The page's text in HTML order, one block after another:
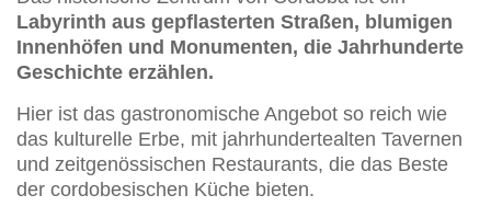
Labyrinth aus gepflasterten Straßen, blumigen
Innenhöfen und Monumenten, die Jahrhunderte
Geschichte erzählen.
Hier ist das gastronomische Angebot so reich wie
das kulturelle Erbe, mit jahrhundertealten Tavernen
und zeitgenössischen Restaurants, die das Beste
der cordobesischen Küche bieten.